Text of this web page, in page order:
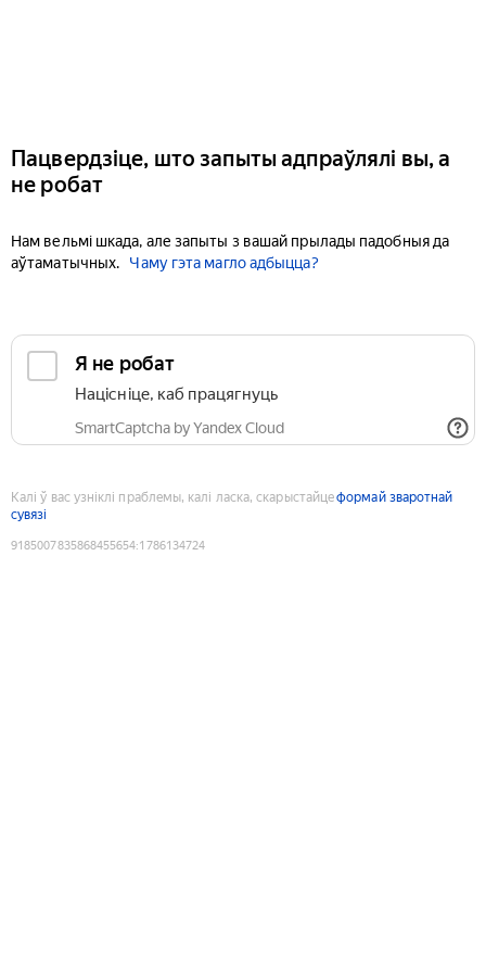
Пацвердзіце, што запыты адпраўлялі вы, а
не робат
Нам вельмі шкада, але запыты з вашай прылады падобныя да
аўтаматычных.
Чаму гэта магло адбыцца?
Я не робат
Націсніце, каб працягнуць
SmartCaptcha by Yandex Cloud
Калі ў вас узніклі праблемы, калі ласка, скарыстайцеформай зваротнай
сувязі
9185007835868455654:1786134724